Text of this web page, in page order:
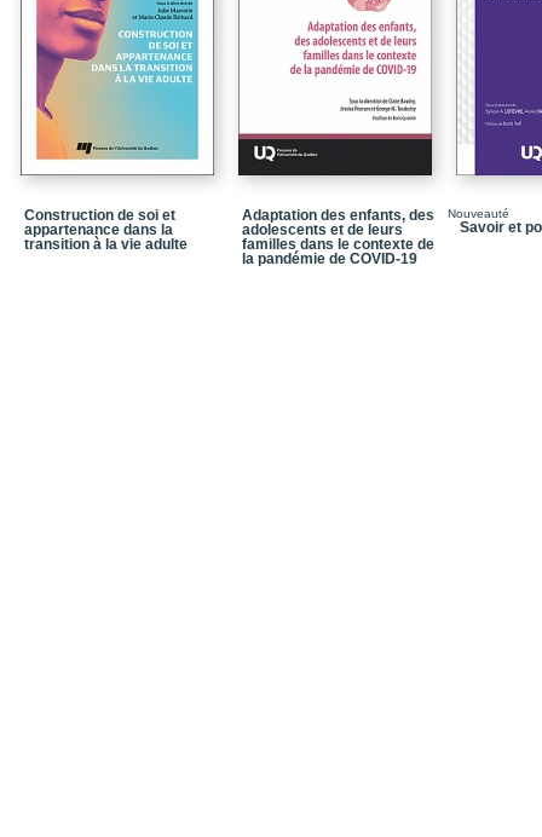
Chapitre 7 - Les
dans l'univers des
Chapitre 8 - Les
Annexe -
Bibliographie
Construction de soi et
appartenance dans la
transition à la vie adulte
Adaptation des enfants, des
adolescents et de leurs
familles dans le contexte de
la pandémie de COVID-19
Nouveauté
Savoir et